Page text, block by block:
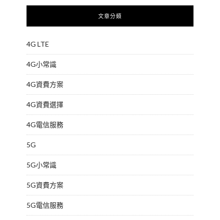
文章分類
4G LTE
4G小常識
4G資費方案
4G資費選擇
4G電信服務
5G
5G小常識
5G資費方案
5G電信服務